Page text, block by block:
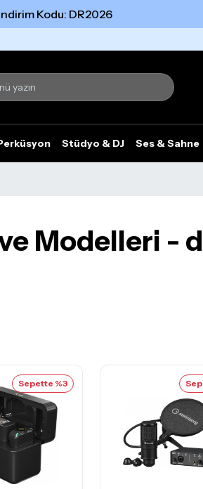
Kodu: DR2026
Stüdyo & DJ Ses & Sahne
Modelleri -
Sepette %3